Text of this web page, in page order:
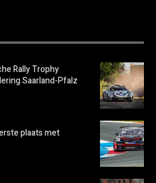
Rally Trophy
Saarland-Pfalz
plaats met